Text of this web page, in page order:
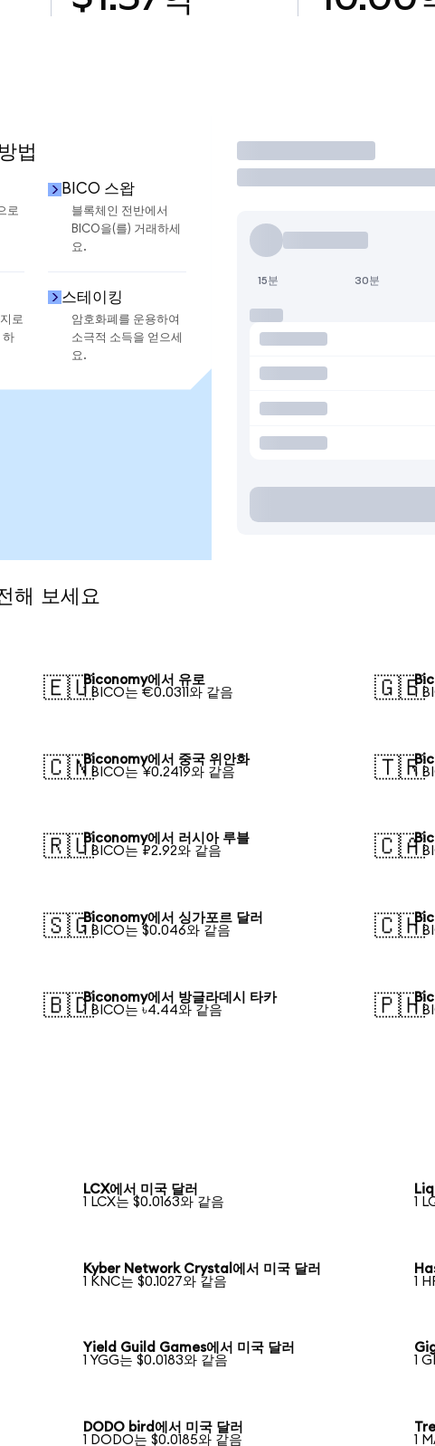
법
로
BICO 스왑
블록체인 전반에서
BICO을(를) 거래하세
요.
로
하
스테이킹
암호화폐를 운용하여
소극적 소득을 얻으세
요.
거래
15분 30분
해 보세요
🇪🇺Biconomy에서 유로
1 BICO는 €0.0311와 같음
🇬🇧
1
🇨🇳Biconomy에서 중국 위안화
1 BICO는 ¥0.2419와 같음
🇹🇷
1
🇷🇺Biconomy에서 러시아 루블
1 BICO는 ₽2.92와 같음
🇨🇦
1
🇸🇬Biconomy에서 싱가포르 달러
1 BICO는 $0.046와 같음
🇨🇭
1
🇧🇩Biconomy에서 방글라데시 타카
1 BICO는 ৳4.44와 같음
🇵🇭
1
LCX에서 미국 달러
1 LCX는 $0.0163와 같음
1
Kyber Network Crystal에서 미국 달러
1 KNC는 $0.1027와 같음
1
Yield Guild Games에서 미국 달러
1 YGG는 $0.0183와 같음
1
DODO bird에서 미국 달러
1 DODO는 $0.0185와 같음
1